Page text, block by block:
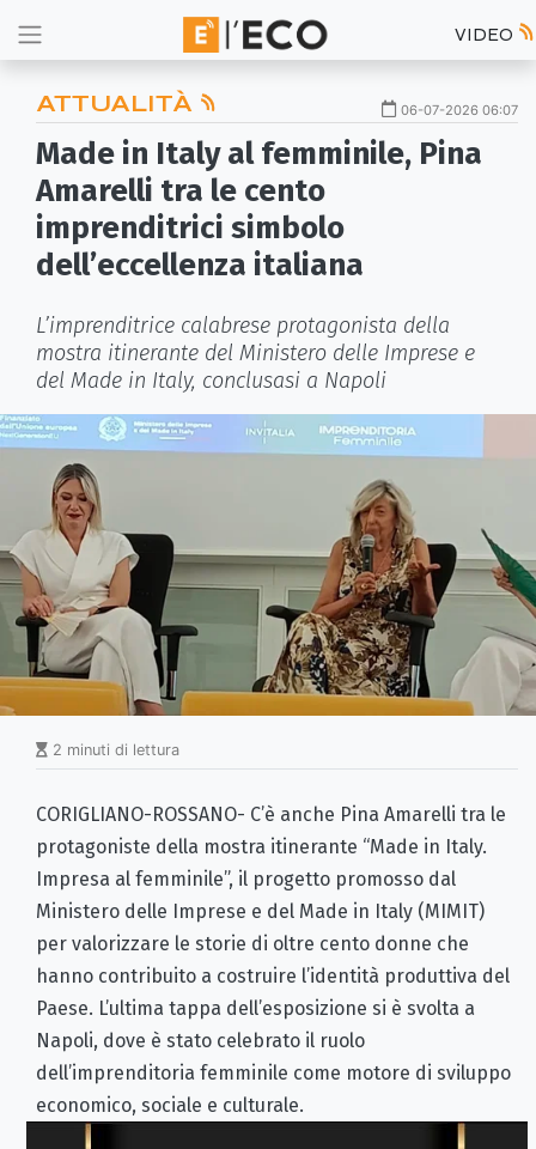
VIDEO
ATTUALITÀ 06-07-2026 06:07
Made in Italy al femminile, Pina
Amarelli tra le cento
imprenditrici simbolo
dell’eccellenza italiana
L’imprenditrice calabrese protagonista della
mostra itinerante del Ministero delle Imprese e
del Made in Italy, conclusasi a Napoli
2 minuti di lettura
CORIGLIANO-ROSSANO- C’è anche Pina Amarelli tra le
protagoniste della mostra itinerante “Made in Italy.
Impresa al femminile”, il progetto promosso dal
Ministero delle Imprese e del Made in Italy (MIMIT)
per valorizzare le storie di oltre cento donne che
hanno contribuito a costruire l’identità produttiva del
Paese. L’ultima tappa dell’esposizione si è svolta a
Napoli, dove è stato celebrato il ruolo
dell’imprenditoria femminile come motore di sviluppo
economico, sociale e culturale.